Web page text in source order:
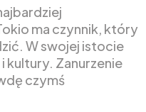
ma czynnik, który
W swojej istocie
kultury. Zanurzenie
czymś